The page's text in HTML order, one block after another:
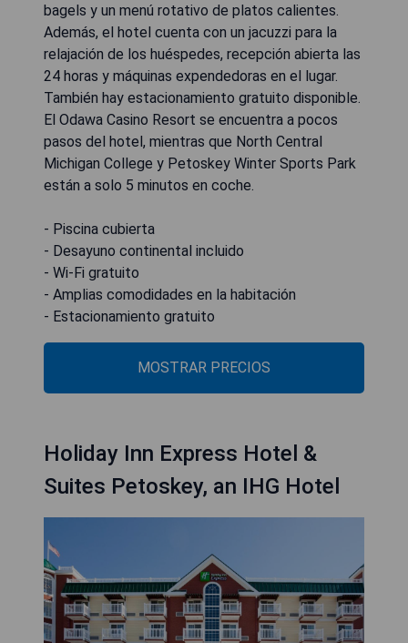
bagels y un menú rotativo de platos calientes.
Además, el hotel cuenta con un jacuzzi para la
relajación de los huéspedes, recepción abierta las
24 horas y máquinas expendedoras en el lugar.
También hay estacionamiento gratuito disponible.
El Odawa Casino Resort se encuentra a pocos
pasos del hotel, mientras que North Central
Michigan College y Petoskey Winter Sports Park
están a solo 5 minutos en coche.
- Piscina cubierta
- Desayuno continental incluido
- Wi-Fi gratuito
- Amplias comodidades en la habitación
- Estacionamiento gratuito
MOSTRAR PRECIOS
Holiday Inn Express Hotel &
Suites Petoskey, an IHG Hotel